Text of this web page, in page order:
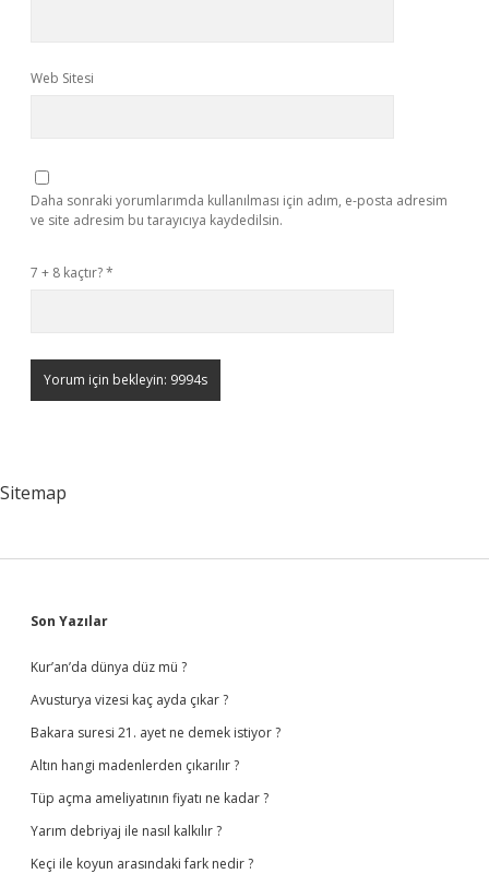
Web Sitesi
Daha sonraki yorumlarımda kullanılması için adım, e-posta adresim
ve site adresim bu tarayıcıya kaydedilsin.
7 + 8 kaçtır?*
Sitemap
Sidebar
Son Yazılar
Kur’an’da dünya düz mü ?
Avusturya vizesi kaç ayda çıkar ?
Bakara suresi 21. ayet ne demek istiyor ?
Altın hangi madenlerden çıkarılır ?
Tüp açma ameliyatının fiyatı ne kadar ?
Yarım debriyaj ile nasıl kalkılır ?
Keçi ile koyun arasındaki fark nedir ?